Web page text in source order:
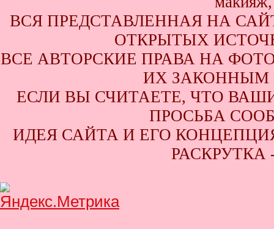
ВСЯ ПРЕДСТАВЛЕННАЯ НА
ОТКРЫТЫХ
ВСЕ АВТОРСКИЕ ПРАВА НА
ИХ ЗАКОННЫМ
ЕСЛИ ВЫ СЧИТАЕТЕ, ЧТО
ПРОСЬБА
ИДЕЯ САЙТА И ЕГО КОНЦЕПЦИЯ
РАСКРУТКА -